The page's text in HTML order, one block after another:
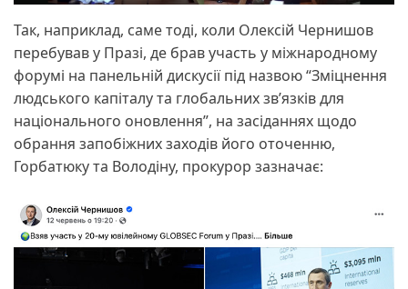
Так, наприклад, саме тоді, коли Олексій Чернишов
перебував у Празі, де брав участь у міжнародному
форумі на панельній дискусії під назвою “Зміцнення
людського капіталу та глобальних зв’язків для
національного оновлення”, на засіданнях щодо
обрання запобіжних заходів його оточенню,
Горбатюку та Володіну, прокурор зазначає: